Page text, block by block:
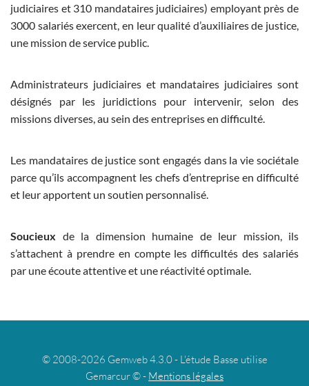
judiciaires et 310 mandataires judiciaires) employant près de
3000 salariés exercent, en leur qualité d’auxiliaires de justice,
une mission de service public.
Administrateurs judiciaires et mandataires judiciaires sont
désignés par les juridictions pour intervenir, selon des
missions diverses, au sein des entreprises en difficulté.
Les mandataires de justice sont engagés dans la vie sociétale
parce qu’ils accompagnent les chefs d’entreprise en difficulté
et leur apportent un soutien personnalisé.
Soucieux de la dimension humaine de leur mission, ils
s’attachent à prendre en compte les difficultés des salariés
par une écoute attentive et une réactivité optimale.
© 2008-2026 Gemweb 4.3.0 - L'étude Basse utilise
Gemarcur © - Mentions légales